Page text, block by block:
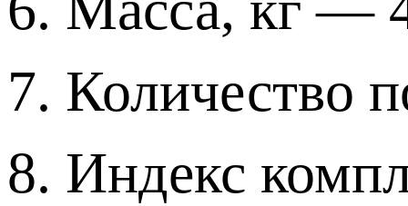
7. Количество
8. Индекс